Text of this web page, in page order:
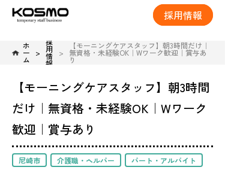
採用情報
ホ
ー
ム
採
用
情
報
【モーニングケアスタッフ】朝3時間だけ｜
無資格・未経験OK｜Wワーク歓迎｜賞与あ
り
【モーニングケアスタッフ】朝3時間
だけ｜無資格・未経験OK｜Wワーク
歓迎｜賞与あり
尼崎市 介護職・ヘルパー パート・アルバイト